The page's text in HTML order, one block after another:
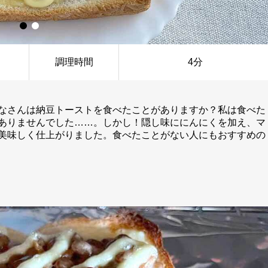
調理時間 4分
んは納豆トーストを食べたことがありますか？私は食べた
りませんでした……。しかし！隠し味ににんにくを加え、マ
味しく仕上がりました。食べたことがない人にもおすすめの